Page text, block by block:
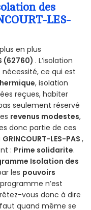
des
LES-
en plus
(62760) . L’isolation
ce qui est
, isolation
reçues, habiter
seulement réservé
revenus modestes,
donc partie de ces
GRINCOURT-LES-PAS ,
: Prime solidarite.
Isolation des
les pouvoirs
n’est
vous donc à dire
quand même se